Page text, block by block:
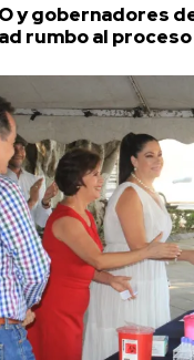
y gobernadores
rumbo al